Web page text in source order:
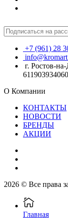
+7 (961) 28
г. Ростов-
611903934060
О Компании
КОНТАКТЫ
НОВОСТИ
БРЕНДЫ
АКЦИИ
2026 © Все права
Главная